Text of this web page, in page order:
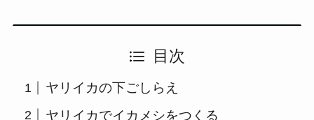
目次
ヤリイカの下ごしらえ
ヤリイカでイカメシをつくる